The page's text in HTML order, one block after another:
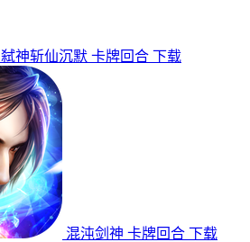
弑神斩仙沉默 卡牌回合 下载
混沌剑神 卡牌回合 下载